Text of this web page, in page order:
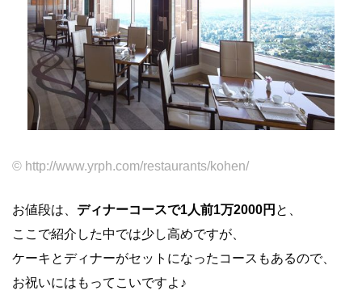
© http://www.yrph.com/restaurants/kohen/
お値段は、 ディナーコースで1人前1万2000円 と、
ここで紹介した中では少し高めですが、
ケーキとディナーがセットになったコースもあるので、
お祝いにはもってこいですよ♪